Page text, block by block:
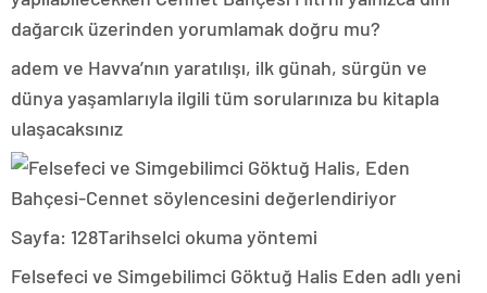
dağarcık üzerinden yorumlamak doğru mu?
adem ve Havva’nın yaratılışı, ilk günah, sürgün ve
dünya yaşamlarıyla ilgili tüm sorularınıza bu kitapla
ulaşacaksınız
Sayfa: 128Tarihselci okuma yöntemi
Felsefeci ve Simgebilimci Göktuğ Halis Eden adlı yeni